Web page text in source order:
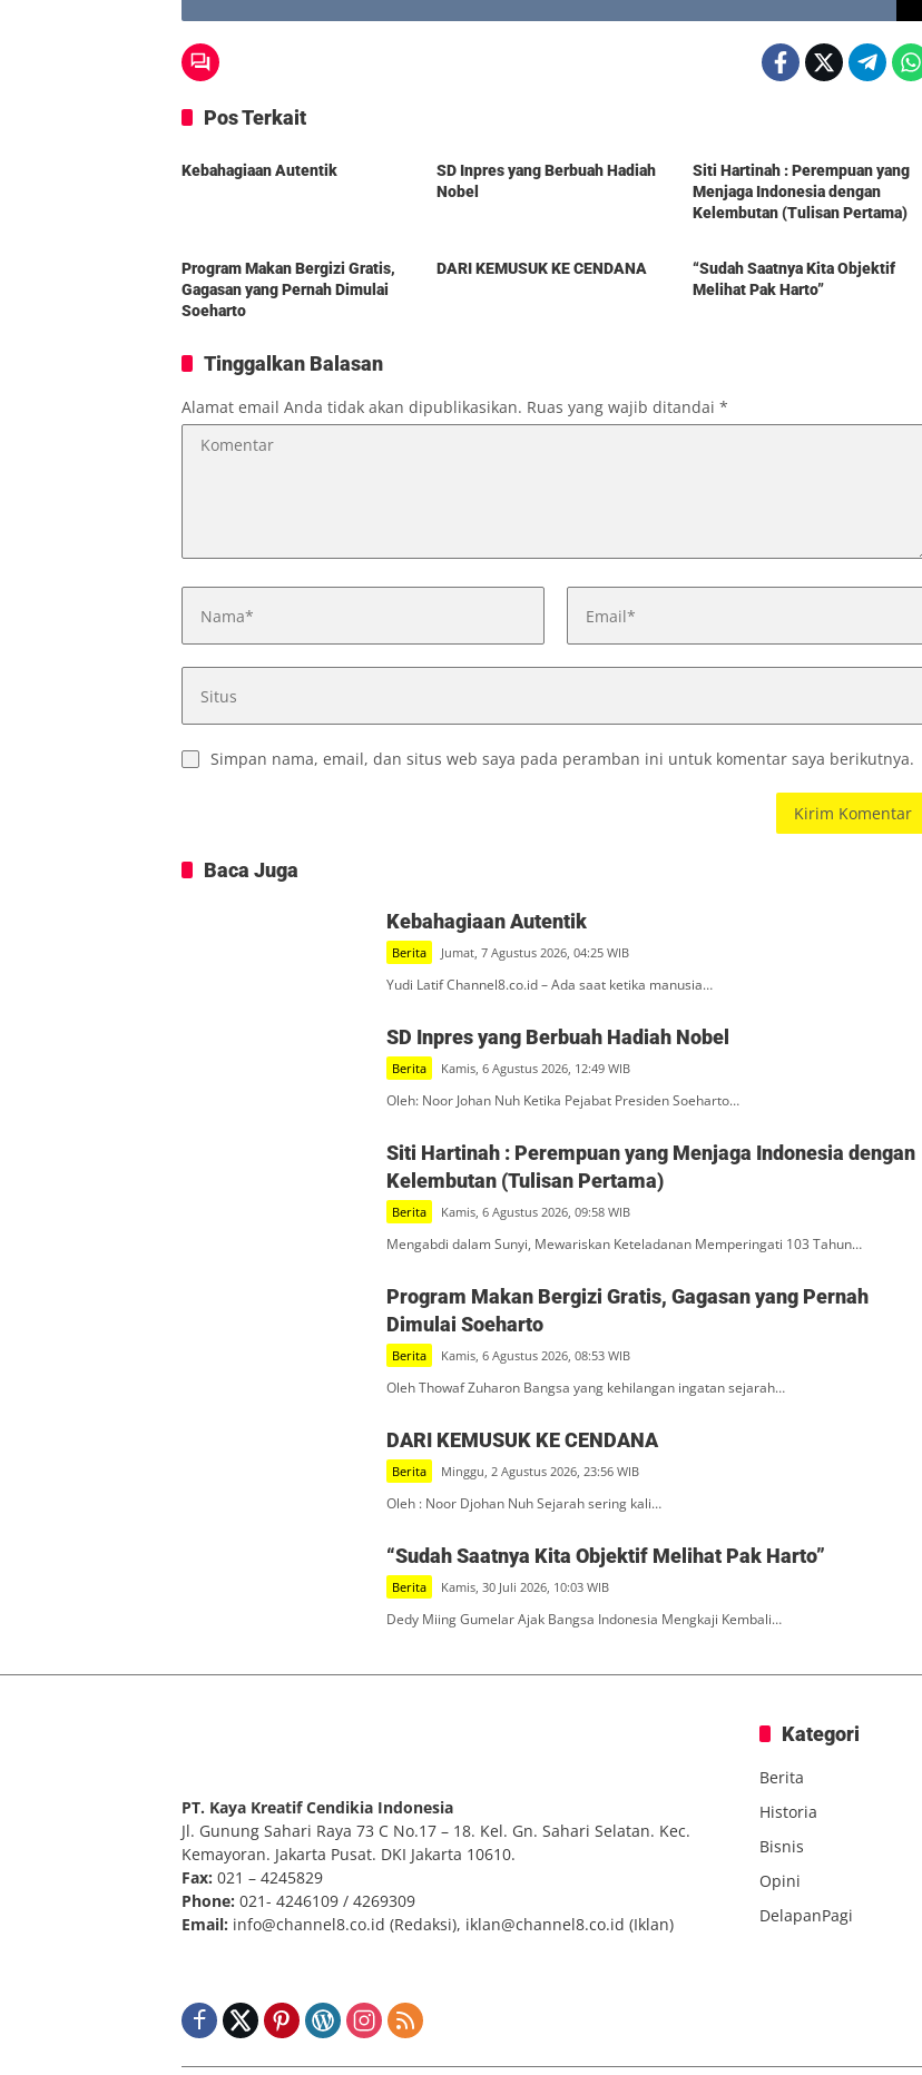
Pos Terkait
Berita
Kebahagiaan Autentik
SD Inpres yang Berbuah Hadiah
Nobel
Siti Hartinah : Perempuan yang
Menjaga Indonesia dengan
Kelembutan (Tulisan Pertama)
Program Makan Bergizi Gratis,
Gagasan yang Pernah Dimulai
Soeharto
DARI KEMUSUK KE CENDANA
“Sudah Saatnya Kita Objektif
Melihat Pak Harto”
Tinggalkan Balasan
Alamat email Anda tidak akan dipublikasikan. Ruas yang wajib ditandai *
Simpan nama, email, dan situs web saya pada peramban ini untuk komentar saya berikutnya.
Baca Juga
Kebahagiaan Autentik
Berita Jumat, 7 Agustus 2026, 04:25 WIB
Yudi Latif Channel8.co.id – Ada saat ketika manusia…
SD Inpres yang Berbuah Hadiah Nobel
Berita Kamis, 6 Agustus 2026, 12:49 WIB
Oleh: Noor Johan Nuh Ketika Pejabat Presiden Soeharto…
Siti Hartinah : Perempuan yang Menjaga Indonesia dengan
Kelembutan (Tulisan Pertama)
Berita Kamis, 6 Agustus 2026, 09:58 WIB
Mengabdi dalam Sunyi, Mewariskan Keteladanan Memperingati 103 Tahun…
Program Makan Bergizi Gratis, Gagasan yang Pernah
Dimulai Soeharto
Berita Kamis, 6 Agustus 2026, 08:53 WIB
Oleh Thowaf Zuharon Bangsa yang kehilangan ingatan sejarah…
DARI KEMUSUK KE CENDANA
Berita Minggu, 2 Agustus 2026, 23:56 WIB
Oleh : Noor Djohan Nuh Sejarah sering kali…
“Sudah Saatnya Kita Objektif Melihat Pak Harto”
Berita Kamis, 30 Juli 2026, 10:03 WIB
Dedy Miing Gumelar Ajak Bangsa Indonesia Mengkaji Kembali…
PT. Kaya Kreatif Cendikia Indonesia
Jl. Gunung Sahari Raya 73 C No.17 – 18. Kel. Gn. Sahari Selatan. Kec.
Kemayoran. Jakarta Pusat. DKI Jakarta 10610.
Fax: 021 – 4245829
Phone: 021- 4246109 / 4269309
Email: info@channel8.co.id (Redaksi), iklan@channel8.co.id (Iklan)
Kategori
Berita
Historia
Bisnis
Opini
DelapanPagi